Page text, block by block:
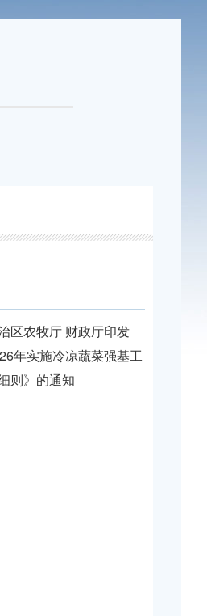
区农牧厅 财政厅印发
年实施冷凉蔬菜强基工
则》的通知